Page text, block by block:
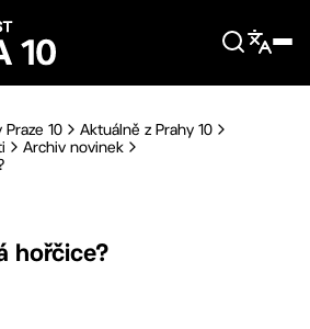
10
Aktuálně z Prahy 10
Archiv novinek
hořčice?